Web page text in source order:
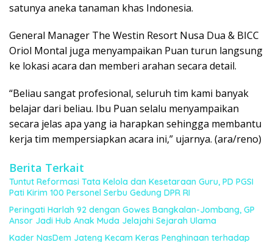
satunya aneka tanaman khas Indonesia.
General Manager The Westin Resort Nusa Dua & BICC
Oriol Montal juga menyampaikan Puan turun langsung
ke lokasi acara dan memberi arahan secara detail.
“Beliau sangat profesional, seluruh tim kami banyak
belajar dari beliau. Ibu Puan selalu menyampaikan
secara jelas apa yang ia harapkan sehingga membantu
kerja tim mempersiapkan acara ini,” ujarnya. (ara/reno)
Berita Terkait
Tuntut Reformasi Tata Kelola dan Kesetaraan Guru, PD PGSI
Pati Kirim 100 Personel Serbu Gedung DPR RI
Peringati Harlah 92 dengan Gowes Bangkalan-Jombang, GP
Ansor Jadi Hub Anak Muda Jelajahi Sejarah Ulama
Kader NasDem Jateng Kecam Keras Penghinaan terhadap